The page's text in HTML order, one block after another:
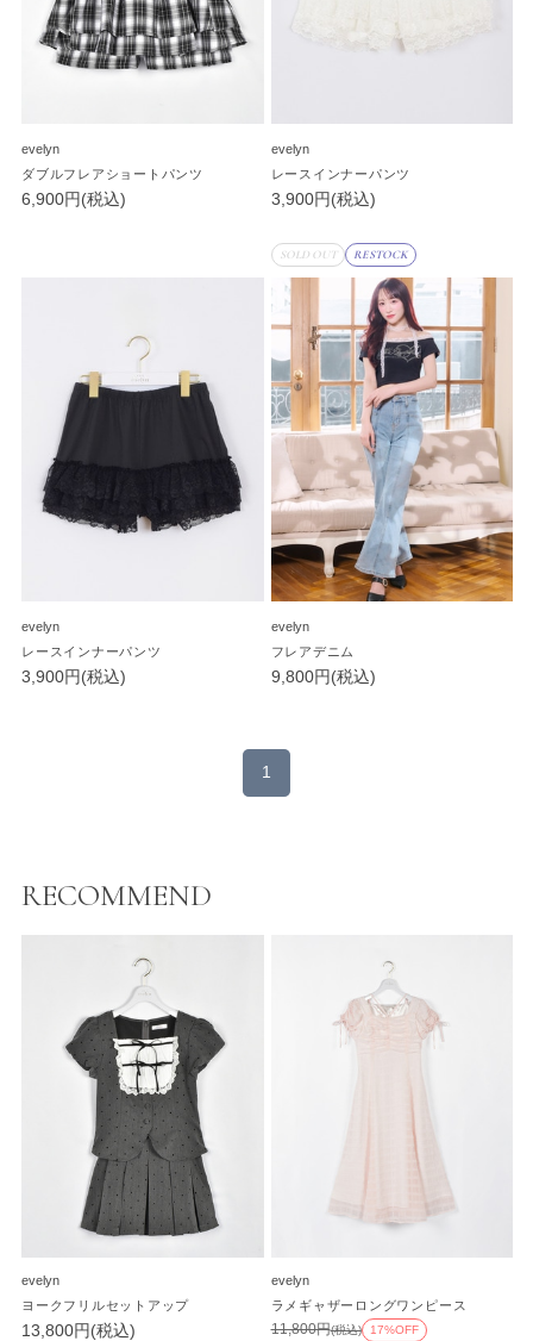
evelyn
ダブルフレアショートパンツ
6,900円(税込)
evelyn
レースインナーパンツ
3,900円(税込)
evelyn
レースインナーパンツ
3,900円(税込)
SOLD OUT RESTOCK
evelyn
フレアデニム
9,800円(税込)
1
RECOMMEND
evelyn
ヨークフリルセットアップ
13,800円(税込)
evelyn
ラメギャザーロングワンピース
11,800円(税込) 17%OFF